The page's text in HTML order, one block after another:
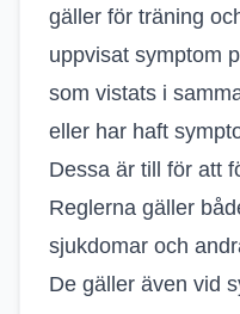
gäller för träning
uppvisat symptom
som vistats i
eller har haft
Dessa är till för att
Reglerna gäller
sjukdomar och
De gäller även vid